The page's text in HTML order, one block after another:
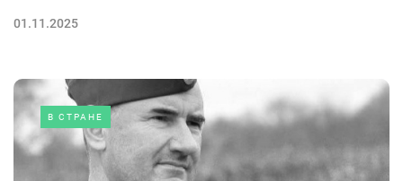
01.11.2025
В СТРАНЕ